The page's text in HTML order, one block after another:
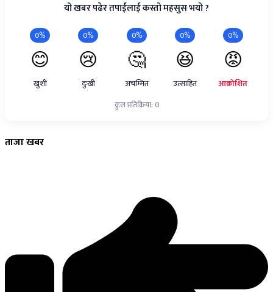
यो खबर पढेर तपाईंलाई कस्तो महसुस भयो ?
0%
😊
खुशी
0%
😢
दुःखी
0%
🤔
अचम्मित
0%
😆
उत्साहित
0%
😡
आक्रोशित
कुल प्रतिक्रिया: 0
ताजाखबर